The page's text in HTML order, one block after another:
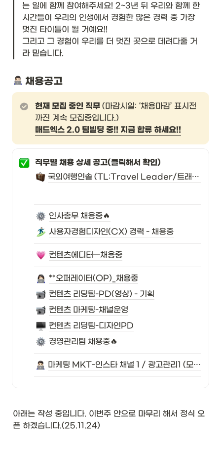
는 일에 함께 참여해주세요! 2~3년 뒤 우리와 함께 한
시간들이 우리의 인생에서 경험한 많은 경력 중 가장
멋진 타이틀이 될 거예요!!
그리고 그 경험이 우리를 더 멋진 곳으로 데려다줄 거
라 믿습니다.
채용공고
현재 모집 중인 직무 (마감시일: ‘채용마감’ 표시전
매드엑스 2.0 팀빌딩 중!! 지금 합류 하세요!!
직무별 채용 상세 공고(클릭해서 확인)
국외여행인솔 (TL:Travel Leader/트래블리더) 상시모집(채용중)
인사총무 채용중🔥
사용자경험디자인(CX) 경력 - 채용중
컨텐츠에디터—채용중
**오퍼레이터(OP)_채용중
컨텐츠 리딩팀-PD(영상) - 기획
컨텐츠 마케팅-채널운영
컨텐츠 리딩팀-디자인PD
경영관리팀 채용중🔥
마케팅 MKT-인스타 채널 1 / 광고관리1 (모집예정)
아래는 작성 중입니다. 이번주 안으로 마무리 해서 정식 오
픈 하겠습니다.(25.11.24)